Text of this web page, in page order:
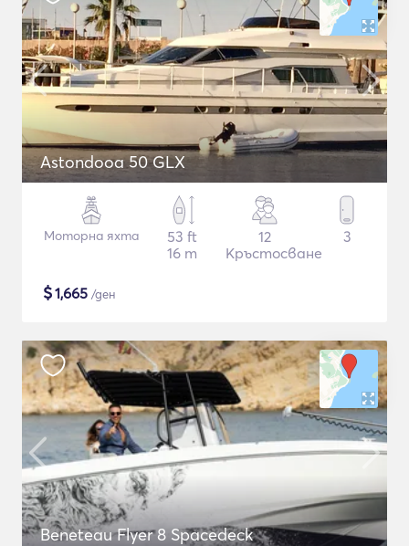
Astondooa 50 GLX
Моторна яхта
53 ft
16 m
12
Кръстосване
3
$1,665 /ден
Beneteau Flyer 8 Spacedeck